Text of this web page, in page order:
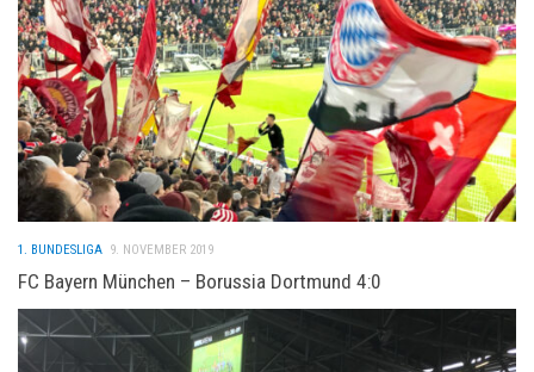
1. BUNDESLIGA 9. NOVEMBER 2019
FC Bayern München – Borussia Dortmund 4:0